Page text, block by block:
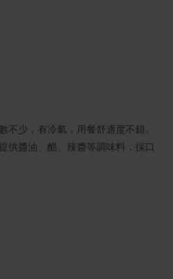
不少，有冷氣，用餐舒適度不錯。
供醬油、醋、辣醬等調味料，採口